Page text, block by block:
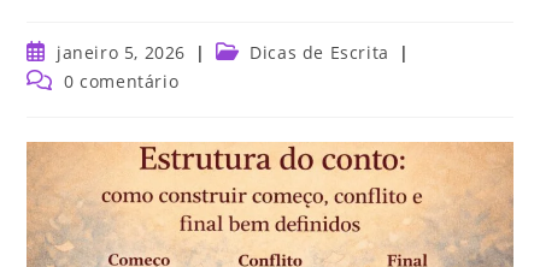
janeiro 5, 2026
Dicas de Escrita
0 comentário